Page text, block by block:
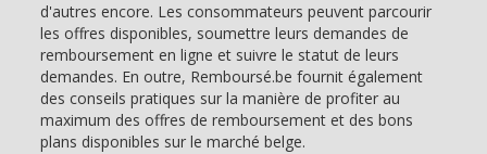
d'autres encore. Les consommateurs peuvent parcourir
les offres disponibles, soumettre leurs demandes de
remboursement en ligne et suivre le statut de leurs
demandes. En outre, Remboursé.be fournit également
des conseils pratiques sur la manière de profiter au
maximum des offres de remboursement et des bons
plans disponibles sur le marché belge.